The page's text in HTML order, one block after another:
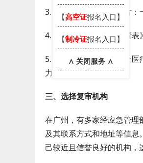
3. 近期一寸免冠彩色照片：
4. 《特种作业操作证申请表
5. 体检报告：由县级以上
力、听力、心电图等。
三、选择复审机构
在广州，有多家经应急管
及其联系方式和地址等信
己较近且信誉良好的机构，
【高空证报名入口】
【制冷证报名入口】
∧ 关闭服务 ∧